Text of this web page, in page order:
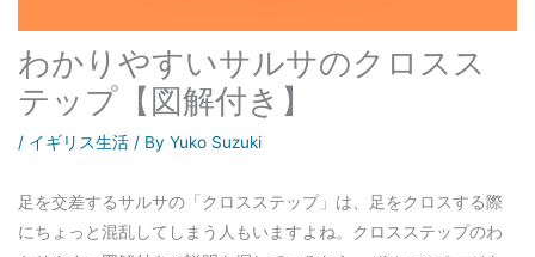
わかりやすいサルサのクロスス
テップ【図解付き】
/ イギリス生活 / By Yuko Suzuki
足を交差するサルサの「クロスステップ」は、足をクロスする際
にちょっと混乱してしまう人もいますよね。クロスステップのわ